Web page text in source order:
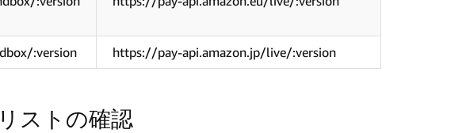
:version https://pay-api.amazon.jp/live/:version
ストの確認